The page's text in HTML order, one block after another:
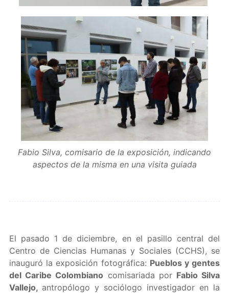
Fabio Silva, comisario de la exposición, indicando
aspectos de la misma en una visita guiada
El pasado 1 de diciembre, en el pasillo central del
Centro de Ciencias Humanas y Sociales (CCHS), se
inauguró la exposición fotográfica: Pueblos y gentes
del Caribe Colombiano comisariada por Fabio Silva
Vallejo, antropólogo y sociólogo investigador en la